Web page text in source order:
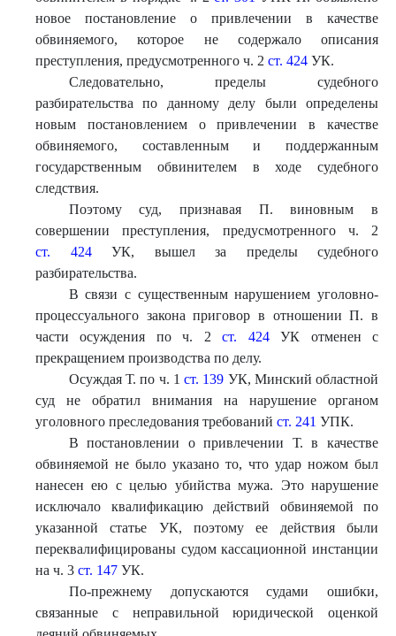
новое постановление о привлечении в качестве
обвиняемого, которое не содержало описания
преступления, предусмотренного ч. 2 ст. 424 УК.
Следовательно, пределы судебного
разбирательства по данному делу были определены
новым постановлением о привлечении в качестве
обвиняемого, составленным и поддержанным
государственным обвинителем в ходе судебного
следствия.
Поэтому суд, признавая П. виновным в
совершении преступления, предусмотренного ч. 2
ст. 424УК, вышел за пределы судебного
разбирательства.
В связи с существенным нарушением уголовно-
процессуального закона приговор в отношении П. в
части осуждения по ч. 2ст. 424УК отменен с
прекращением производства по делу.
Осуждая Т. по ч. 1ст. 139 УК, Минский областной
суд не обратил внимания на нарушение органом
уголовного преследования требований ст. 241 УПК.
В постановлении о привлечении Т. в качестве
обвиняемой не было указано то, что удар ножом был
нанесен ею с целью убийства мужа. Это нарушение
исключало квалификацию действий обвиняемой по
указанной статье УК, поэтому ее действия были
переквалифицированы судом кассационной инстанции
на ч. 3 ст. 147 УК.
По-прежнему допускаются судами ошибки,
связанные с неправильной юридической оценкой